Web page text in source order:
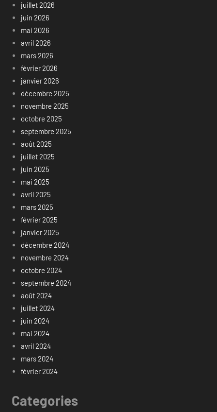
juillet 2026
juin 2026
mai 2026
avril 2026
mars 2026
février 2026
janvier 2026
décembre 2025
novembre 2025
octobre 2025
septembre 2025
août 2025
juillet 2025
juin 2025
mai 2025
avril 2025
mars 2025
février 2025
janvier 2025
décembre 2024
novembre 2024
octobre 2024
septembre 2024
août 2024
juillet 2024
juin 2024
mai 2024
avril 2024
mars 2024
février 2024
Categories